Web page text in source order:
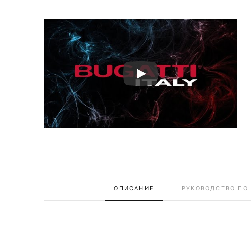
ОПИСАНИЕ РУКОВОДСТВО ПО